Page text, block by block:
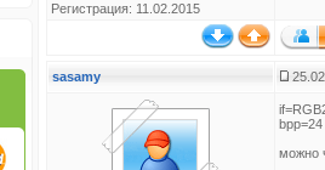
Регистрация: 11.02.2015
sasamy
bpp=24
можно